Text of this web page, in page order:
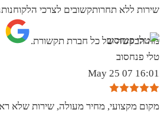
שירות ללא תחרותקשובים לצרכי
מה הבקשה של כל חברת תקשורת.
טלי פנחסוב
16:01 07 May 25
מקום מקצועי, מחיר מעולה, שירות שלא